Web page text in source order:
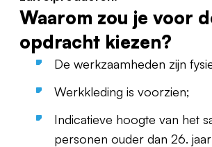
Waarom zou je voor
opdracht kiezen?
De werkzaamheden zijn
Werkkleding is voorzien;
Indicatieve hoogte van het
personen ouder dan 26.